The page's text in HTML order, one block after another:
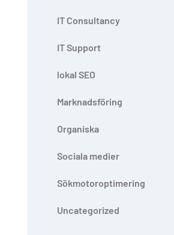
IT Consultancy
IT Support
lokal SEO
Marknadsföring
Organiska
Sociala medier
Sökmotoroptimering
Uncategorized